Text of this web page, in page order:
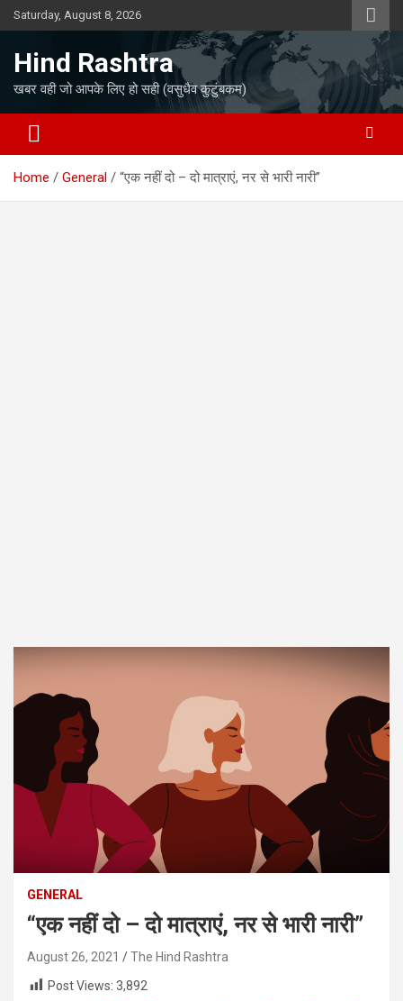
Skip
to
Saturday, August 8, 2026
Hind Rashtra
खबर वही जो आपके लिए हो सही (वसुधैव कुटुंबकम)
Home General “एक नहीं दो – दो मात्राएं, नर से भारी नारी”
GENERAL
“एक नहीं दो – दो मात्राएं, नर से भारी नारी”
August 26, 2021
The Hind Rashtra
Post Views: 3,892